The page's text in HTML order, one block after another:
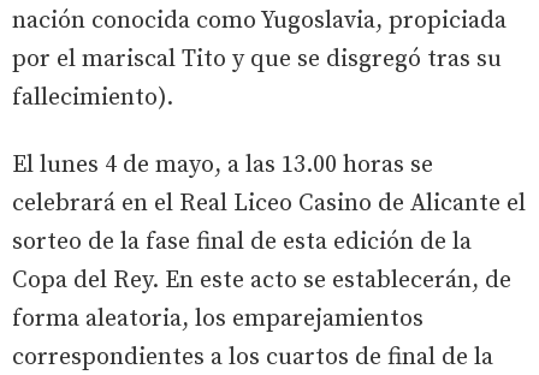
nación conocida como Yugoslavia, propiciada
por el mariscal Tito y que se disgregó tras su
fallecimiento).
El lunes 4 de mayo, a las 13.00 horas se
celebrará en el Real Liceo Casino de Alicante el
sorteo de la fase final de esta edición de la
Copa del Rey. En este acto se establecerán, de
forma aleatoria, los emparejamientos
correspondientes a los cuartos de final de la